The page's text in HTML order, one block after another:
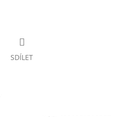
SDÍLET